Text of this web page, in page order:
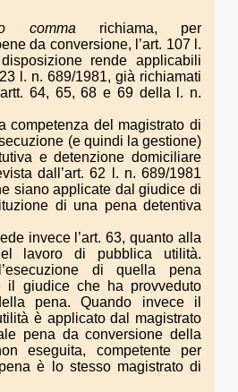
comma richiama, per
da conversione, l’art. 107 l.
rende applicabili
l. n. 689/1981, già richiamati
64, 65, 68 e 69 della l. n.
competenza del magistrato di
(e quindi la gestione)
e detenzione domiciliare
dall’art. 62 l. n. 689/1981
siano applicate dal giudice di
di una pena detentiva
invece l’art. 63, quanto alla
lavoro di pubblica utilità.
di quella pena
il giudice che ha provveduto
pena. Quando invece il
è applicato dal magistrato
pena da conversione della
eseguita, competente per
è lo stesso magistrato di